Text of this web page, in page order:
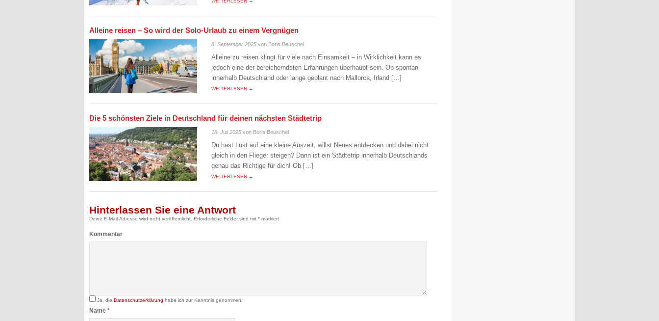
Alleine reisen – So wird der Solo-Urlaub zu einem Vergnügen
8. September 2025 von Boris Beuschel
Alleine zu reisen klingt für viele nach Einsamkeit – in Wirklichkeit kann es
jedoch eine der bereicherndsten Erfahrungen überhaupt sein. Ob spontan
innerhalb Deutschland oder lange geplant nach Mallorca, Irland […]
WEITERLESEN →
Die 5 schönsten Ziele in Deutschland für deinen nächsten Städtetrip
18. Juli 2025 von Boris Beuschel
Du hast Lust auf eine kleine Auszeit, willst Neues entdecken und dabei nicht
gleich in den Flieger steigen? Dann ist ein Städtetrip innerhalb Deutschlands
genau das Richtige für dich! Ob […]
WEITERLESEN →
Hinterlassen Sie eine Antwort
Deine E-Mail-Adresse wird nicht veröffentlicht. Erforderliche Felder sind mit * markiert
Kommentar
Ja, die Datenschutzerklärung habe ich zur Kenntnis genommen.
Name *